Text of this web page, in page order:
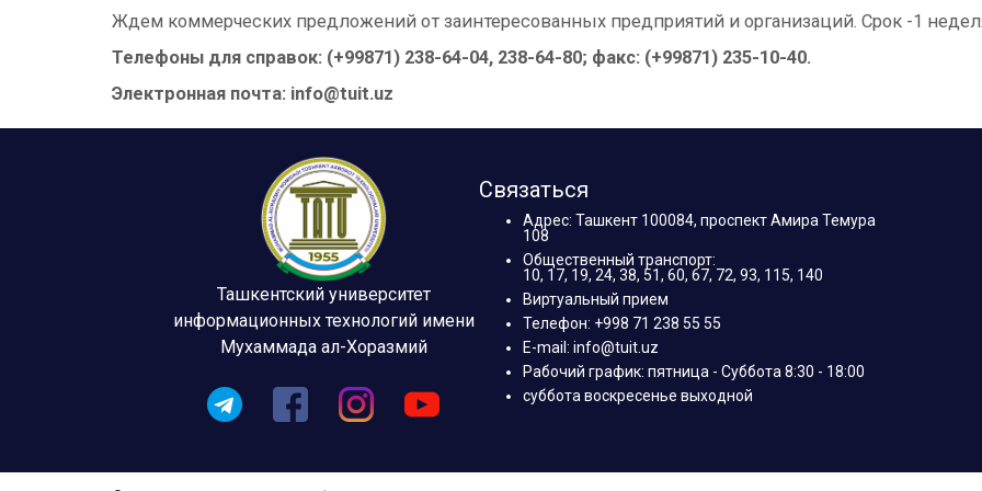
Ждем коммерческих предложений от заинтересованных предприятий и организаций. Срок -1
Телефоны для справок: (+99871) 238-64-04, 238-64-80; факс: (+99871) 235-10-40.
Электронная почта: info@tuit.uz
Ташкентский университет
информационных технологий имени
Мухаммада ал-Хоразмий
Связаться
Адрес: Ташкент 100084, проспект Амира Темура
108
Общественный транспорт:
10, 17, 19, 24, 38, 51, 60, 67, 72, 93, 115, 140
Виртуальный прием
Телефон: +998 71 238 55 55
E-mail: info@tuit.uz
Рабочий график: пятница - Суббота 8:30 - 18:00
суббота воскресенье выходной